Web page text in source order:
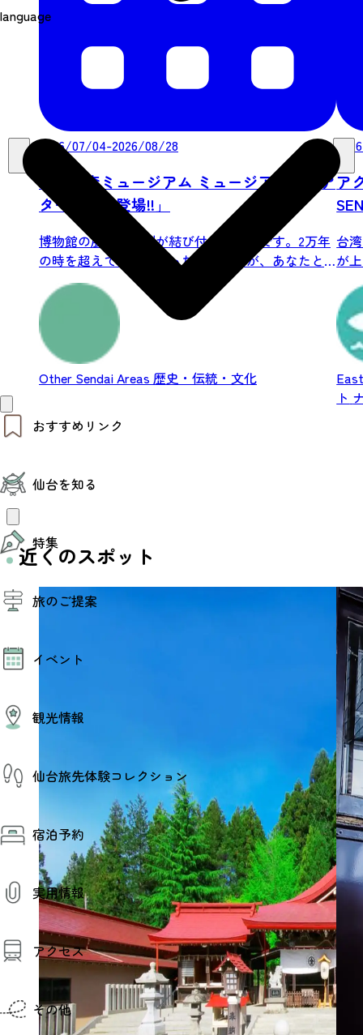
language
おすすめリンク
モデルコース
お得なチケット
仙台を知る
エリアガイド
復興に向けて
仙台から行く東北周遊旅
伝統的工芸品
特集
特集
夜時間トピックス
旅のご提案
AIおまかせコース
イベント
その他イベント情報（音楽・展示会）
観光情報
温泉
季節のイベント
プロスポーツチーム・プロオーケストラ
仙台の銘品
仙台夜時間
宿泊施設
仙台観光マップ
仙台旅先体験コレクション
仙台旅先体験コレクション
体験プログラム検索（予約）
体験事業者からのお知らせ
体験トピックス
体験事業者
宿泊予約
宿泊予約
実用情報
観光案内
お役立ち情報
観光アプリ
仙台観光マップ
アクセス
仙台までの経路検索
市内の交通情報
お得なチケット
その他
2026/07/04-2026/08/28
地底の森ミュージアム ミュージアム・シア
ター「狩人登場!!」
博物館の展示と演劇が結び付いた企画です。2万年
の時を超えてよみがえった狩人たちが、あなたと
の出...
Other Sendai Areas 歴史・伝統・文化
ア
台
が
ト
近くのスポット